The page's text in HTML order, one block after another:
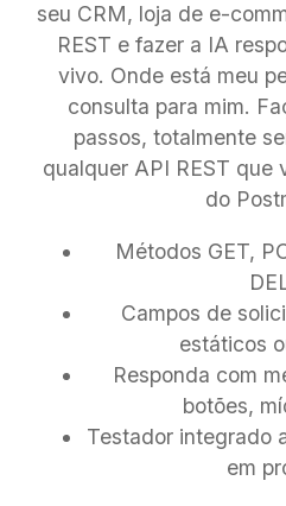
seu CRM, loja de e-
REST e fazer a IA
vivo. Onde está meu
consulta para mim.
passos, totalmente
qualquer API REST que
do
Métodos GET,
Campos de
estáticos
Responda com
botões,
Testador integrado
em